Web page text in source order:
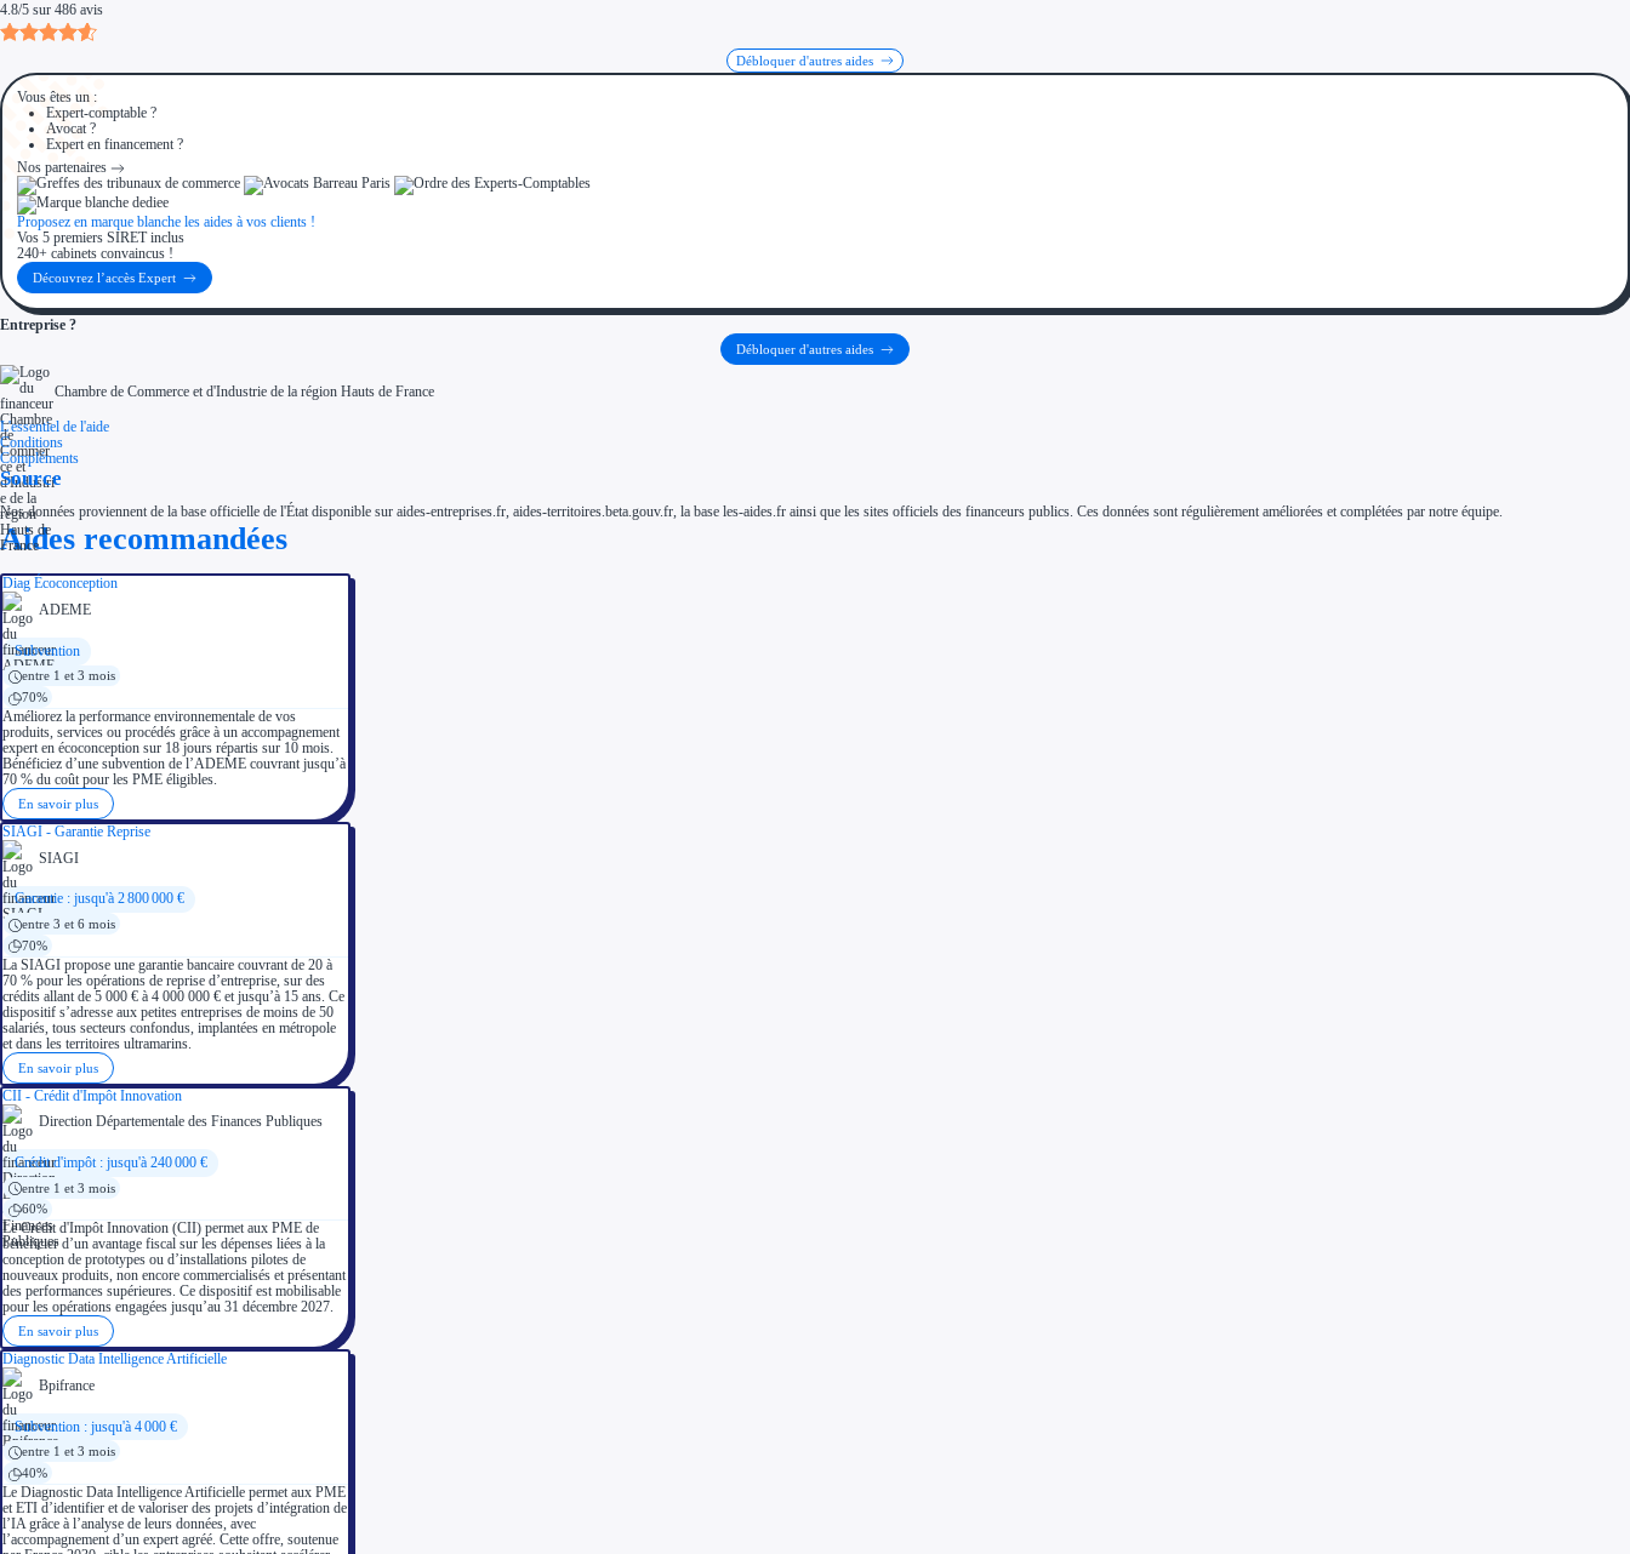
4.8/5 sur 486 avis
Débloquer d'autres aides
Vous êtes un :
Expert-comptable ?
Avocat ?
Expert en financement ?
Nos partenaires
Proposez en marque blanche les aides à vos clients !
Vos 5 premiers SIRET inclus
240+ cabinets convaincus !
Découvrez l’accès Expert
Entreprise ?
Débloquer d'autres aides
Chambre de Commerce et d'Industrie de la région Hauts de France
L'essentiel de l'aide
Conditions
Compléments
Source
Nos données proviennent de la base officielle de l'État disponible sur aides-entreprises.fr, aides-territoires.beta.gouv.fr, la base les-aides.fr ainsi que les sites officiels des financeurs publics. Ces données sont régulièrement améliorées et complétées par notre équipe.
Aides recommandées
Diag Écoconception
ADEME
Subvention
entre 1 et 3 mois
70%
Améliorez la performance environnementale de vos
produits, services ou procédés grâce à un accompagnement
expert en écoconception sur 18 jours répartis sur 10 mois.
Bénéficiez d’une subvention de l’ADEME couvrant jusqu’à
70 % du coût pour les PME éligibles.
En savoir plus
SIAGI - Garantie Reprise
SIAGI
Garantie : jusqu'à 2 800 000 €
entre 3 et 6 mois
70%
La SIAGI propose une garantie bancaire couvrant de 20 à
70 % pour les opérations de reprise d’entreprise, sur des
crédits allant de 5 000 € à 4 000 000 € et jusqu’à 15 ans. Ce
dispositif s’adresse aux petites entreprises de moins de 50
salariés, tous secteurs confondus, implantées en métropole
et dans les territoires ultramarins.
En savoir plus
CII - Crédit d'Impôt Innovation
Direction Départementale des Finances Publiques
Crédit d'impôt : jusqu'à 240 000 €
entre 1 et 3 mois
60%
Le Crédit d'Impôt Innovation (CII) permet aux PME de
bénéficier d’un avantage fiscal sur les dépenses liées à la
conception de prototypes ou d’installations pilotes de
nouveaux produits, non encore commercialisés et présentant
des performances supérieures. Ce dispositif est mobilisable
pour les opérations engagées jusqu’au 31 décembre 2027.
En savoir plus
Diagnostic Data Intelligence Artificielle
Bpifrance
Subvention : jusqu'à 4 000 €
entre 1 et 3 mois
40%
Le Diagnostic Data Intelligence Artificielle permet aux PME
et ETI d’identifier et de valoriser des projets d’intégration de
l’IA grâce à l’analyse de leurs données, avec
l’accompagnement d’un expert agréé. Cette offre, soutenue